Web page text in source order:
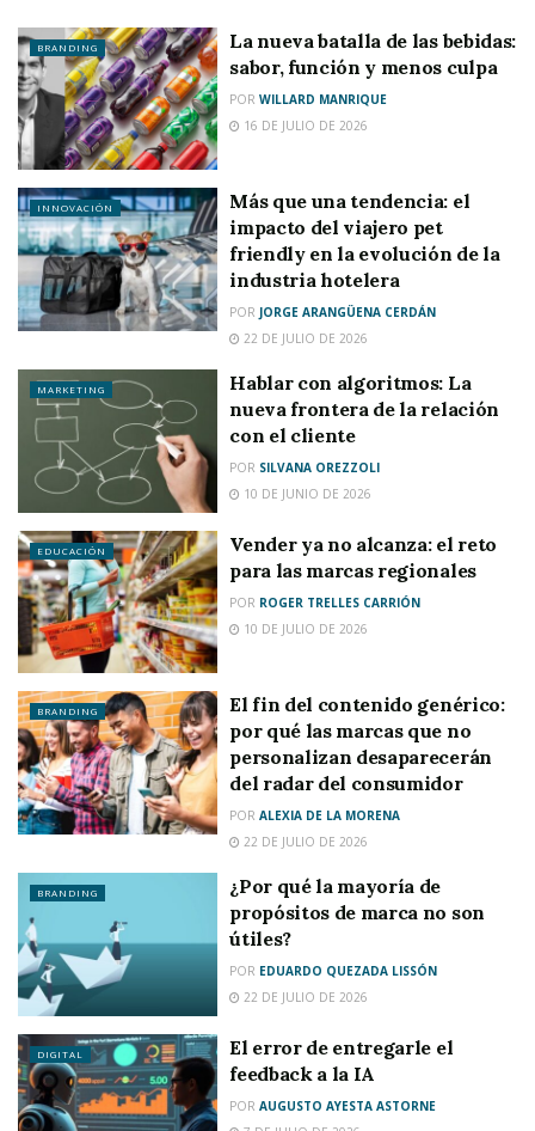
BRANDING
La nueva batalla de las bebidas:
sabor, función y menos culpa
POR WILLARD MANRIQUE
16 DE JULIO DE 2026
INNOVACIÓN
Más que una tendencia: el
impacto del viajero pet
friendly en la evolución de la
industria hotelera
POR JORGE ARANGÜENA CERDÁN
22 DE JULIO DE 2026
MARKETING
Hablar con algoritmos: La
nueva frontera de la relación
con el cliente
POR SILVANA OREZZOLI
10 DE JUNIO DE 2026
EDUCACIÓN
Vender ya no alcanza: el reto
para las marcas regionales
POR ROGER TRELLES CARRIÓN
10 DE JULIO DE 2026
BRANDING
El fin del contenido genérico:
por qué las marcas que no
personalizan desaparecerán
del radar del consumidor
POR ALEXIA DE LA MORENA
22 DE JULIO DE 2026
BRANDING
¿Por qué la mayoría de
propósitos de marca no son
útiles?
POR EDUARDO QUEZADA LISSÓN
22 DE JULIO DE 2026
DIGITAL
El error de entregarle el
feedback a la IA
POR AUGUSTO AYESTA ASTORNE